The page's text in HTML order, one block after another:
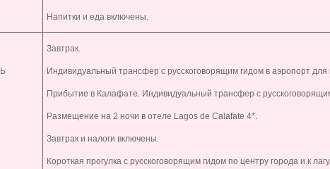
Напитки и еда включены.
Завтрак.
Индивидуальный трансфер с русскоговорящим гидом в аэропорт
Прибытие в Калафате. Индивидуальный трансфер с
Размещение на 2 ночи в отеле Lagos de Calafate 4*.
Завтрак и налоги включены.
Короткая прогулка с русскоговорящим гидом по центру города и к